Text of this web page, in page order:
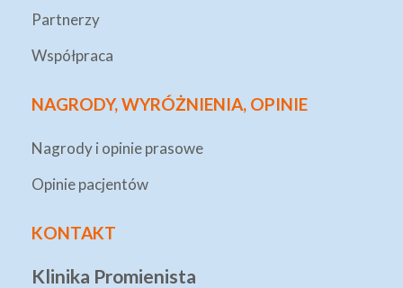
Partnerzy
Współpraca
NAGRODY, WYRÓŻNIENIA, OPINIE
Nagrody i opinie prasowe
Opinie pacjentów
KONTAKT
Klinika Promienista